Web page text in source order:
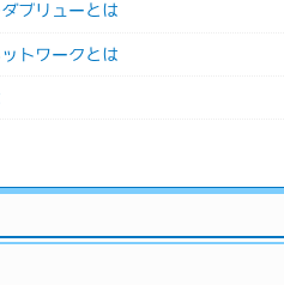
ブリューとは
トワークとは